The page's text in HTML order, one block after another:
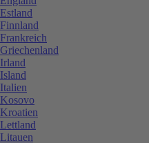
Estland
Finnland
Frankreich
Griechenland
Irland
Island
Italien
Kosovo
Kroatien
Lettland
Litauen